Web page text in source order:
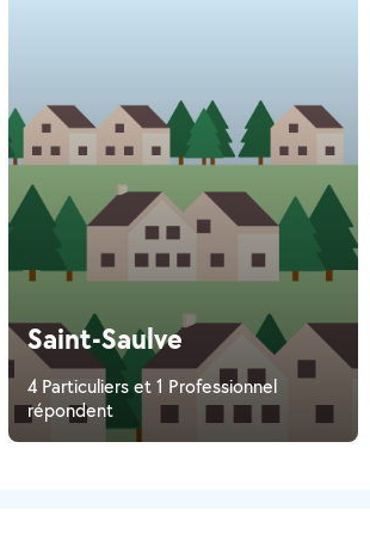
Saint-Saulve
4 Particuliers et 1 Professionnel
répondent